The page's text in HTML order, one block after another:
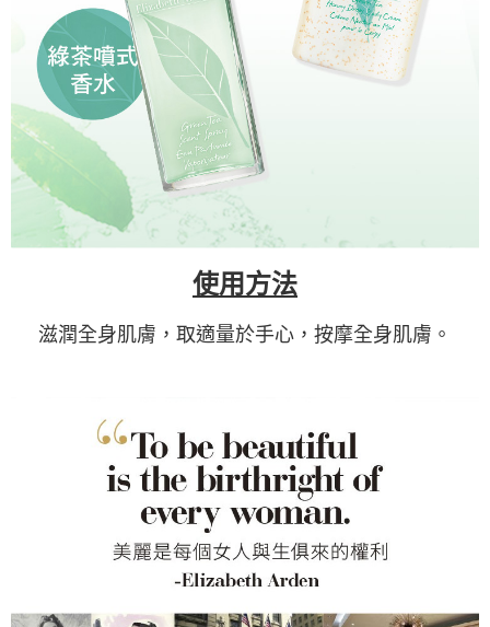
使用方法
滋潤全身肌膚，取適量於手心，按摩全身肌膚。